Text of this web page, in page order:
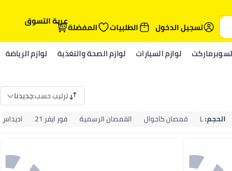
تسجيل الدخول
الطلبيات المفضلةعربة التسوق
لوازم السيارات لوازم الصحة والتغذية لوازم الرياضة
ترتيب حسب:جديدنا
الحجم:
L قمصان كاجوال القمصان الرسمية فور ايفر 21 اديداس